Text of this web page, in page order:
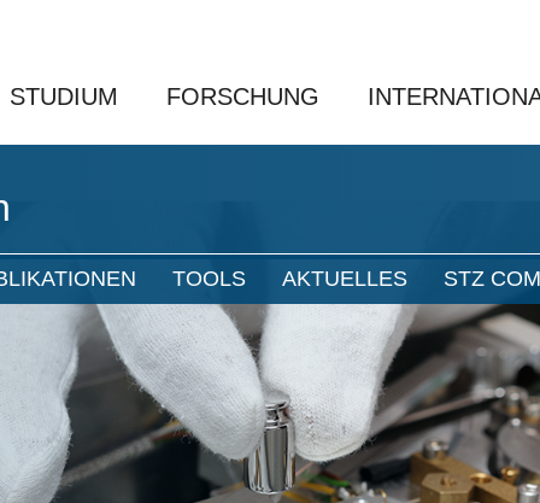
STUDIUM FORSCHUNG
TOOLS AKTUELLES STZ